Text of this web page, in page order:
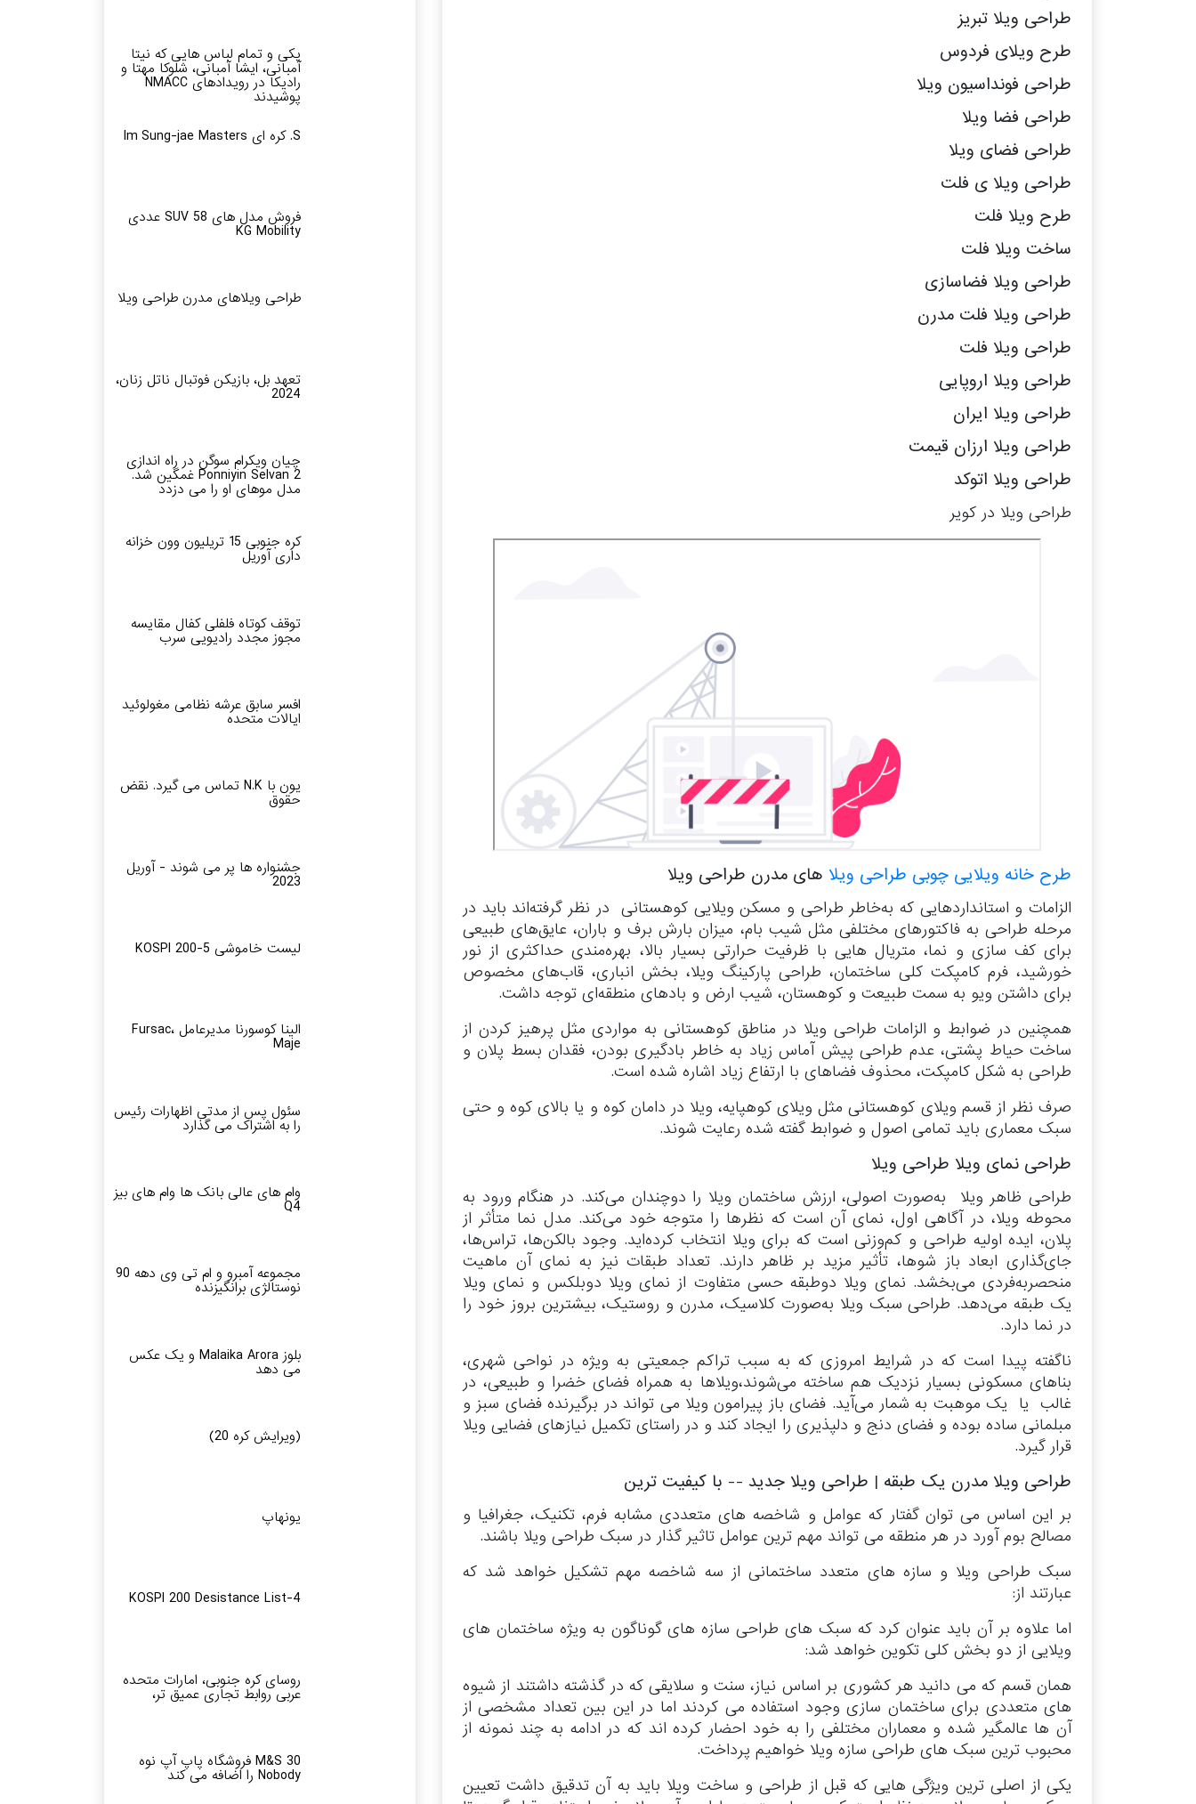
طراحی ویلا تبریز
طرح ویلای فردوس
طراحی فونداسیون ویلا
طراحی فضا ویلا
طراحی فضای ویلا
طراحی ویلا ی فلت
طرح ویلا فلت
ساخت ویلا فلت
طراحی ویلا فضاسازی
طراحی ویلا فلت مدرن
طراحی ویلا فلت
طراحی ویلا اروپایی
طراحی ویلا ایران
طراحی ویلا ارزان قیمت
طراحی ویلا اتوکد
طراحی ویلا در کویر
طرح خانه ویلایی چوبی طراحی ویلا های مدرن طراحی ویلا
الزامات و استانداردهایی که به‌خاطر طراحی و مسکن ویلایی کوهستانی در نظر گرفته‌اند باید در
مرحله طراحی به فاکتورهای مختلفی مثل شیب بام، میزان بارش برف و باران، عایق‌های طبیعی
برای کف سازی و نما، متریال هایی با ظرفیت حرارتی بسیار بالا، بهره‌مندی حداکثری از نور
خورشید، فرم کامپکت کلی ساختمان، طراحی پارکینگ ویلا، بخش انباری، قاب‌های مخصوص
برای داشتن ویو به سمت طبیعت و کوهستان، شیب ارض و بادهای منطقه‌ای توجه داشت.
همچنین در ضوابط و الزامات طراحی ویلا در مناطق کوهستانی به مواردی مثل پرهیز کردن از
ساخت حیاط پشتی، عدم طراحی پیش آماس زیاد به خاطر بادگیری بودن، فقدان بسط پلان و
طراحی به شکل کامپکت، محذوف فضاهای با ارتفاع زیاد اشاره شده است.
صرف نظر از قسم ویلای کوهستانی مثل ویلای کوهپایه، ویلا در دامان کوه و یا بالای کوه و حتی
سبک معماری باید تمامی اصول و ضوابط گفته شده رعایت شوند.
طراحی نمای ویلا طراحی ویلا
طراحی ظاهر ویلا به‌صورت اصولی، ارزش ساختمان ویلا را دوچندان می‌کند. در هنگام ورود به
محوطه ویلا، در آگاهی اول، نمای آن است که نظرها را متوجه خود می‌کند. مدل نما متأثر از
پلان، ایده اولیه طراحی و کم‌وزنی است که برای ویلا انتخاب کرده‌اید. وجود بالکن‌ها، تراس‌ها،
جای‌گذاری ابعاد باز شوها، تأثیر مزید بر ظاهر دارند. تعداد طبقات نیز به نمای آن ماهیت
منحصربه‌فردی می‌بخشد. نمای ویلا دوطبقه حسی متفاوت از نمای ویلا دوبلکس و نمای ویلا
یک طبقه می‌دهد. طراحی سبک ویلا به‌صورت کلاسیک، مدرن و روستیک، بیشترین بروز خود را
در نما دارد.
ناگفته پیدا است که در شرایط امروزی که به سبب تراکم جمعیتی به ویژه در نواحی شهری،
بناهای مسکونی بسیار نزدیک هم ساخته می‌شوند،ویلاها به همراه فضای خضرا و طبیعی، در
غالب یا یک موهبت به شمار می‌آید. فضای باز پیرامون ویلا می تواند در برگیرنده فضای سبز و
مبلمانی ساده بوده و فضای دنج و دلپذیری را ایجاد کند و در راستای تکمیل نیازهای فضایی ویلا
قرار گیرد.
طراحی ویلا مدرن یک طبقه | طراحی ویلا جدید -- با کیفیت ترین
بر این اساس می توان گفتار که عوامل و شاخصه های متعددی مشابه فرم، تکنیک، جغرافیا و
مصالح بوم آورد در هر منطقه می تواند مهم ترین عوامل تاثیر گذار در سبک طراحی ویلا باشند.
سبک طراحی ویلا و سازه های متعدد ساختمانی از سه شاخصه مهم تشکیل خواهد شد که
عبارتند از:
اما علاوه بر آن باید عنوان کرد که سبک های طراحی سازه های گوناگون به ویژه ساختمان های
ویلایی از دو بخش کلی تکوین خواهد شد:
همان قسم که می دانید هر کشوری بر اساس نیاز، سنت و سلایقی که در گذشته داشتند از شیوه
های متعددی برای ساختمان سازی وجود استفاده می کردند اما در این بین تعداد مشخصی از
آن ها عالمگیر شده و معماران مختلفی را به خود احضار کرده اند که در ادامه به چند نمونه از
محبوب ترین سبک های طراحی سازه ویلا خواهیم پرداخت.
یکی از اصلی ترین ویژگی هایی که قبل از طراحی و ساخت ویلا باید به آن تدقیق داشت تعیین
یکی و تمام لباس هایی که نیتا
آمبانی، ایشا آمبانی، شلوکا مهتا و
رادیکا در رویدادهای NMACC
پوشیدند
S. کره ای Im Sung-jae Masters
فروش مدل های SUV 58 عددی
KG Mobility
طراحی ویلاهای مدرن طراحی ویلا
تعهد بل، بازیکن فوتبال ناتل زنان،
2024
چیان ویکرام سوگن در راه اندازی
Ponniyin Selvan 2 غمگین شد.
مدل موهای او را می دزدد
کره جنوبی 15 تریلیون وون خزانه
داری آوریل
توقف کوتاه فلفلی کفال مقایسه
مجوز مجدد رادیویی سرب
افسر سابق عرشه نظامی مغولوئید
ایالات متحده
یون با N.K تماس می گیرد. نقض
حقوق
جشنواره ها پر می شوند - آوریل
2023
لیست خاموشی KOSPI 200-5
الینا کوسورنا مدیرعامل Fursac،
Maje
سئول پس از مدتی اظهارات رئیس
را به اشتراک می گذارد
وام های عالی بانک ها وام های بیز
Q4
مجموعه آمبرو و ام تی وی دهه 90
نوستالژی برانگیزنده
بلوز Malaika Arora و یک عکس
می دهد
(ویرایش کره 20)
یونهاپ
KOSPI 200 Desistance List-4
روسای کره جنوبی، امارات متحده
عربی روابط تجاری عمیق تر،
M&S 30 فروشگاه پاپ آپ نوه
Nobody را اضافه می کند